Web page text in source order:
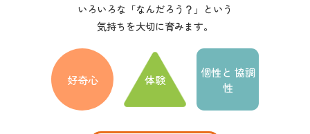
いろいろな「なんだろう？」という
気持ちを大切に育みます。
好奇心 体験
個性と 協調
性